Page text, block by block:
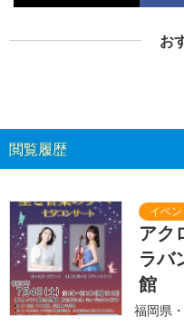
お
閲覧履歴
アク
ラバ
館
福岡県